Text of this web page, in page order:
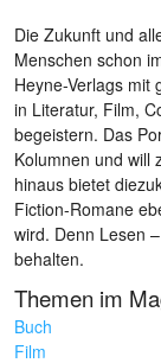
Die Zukunft und
Menschen schon
Heyne-Verlags mit
in Literatur, Film,
begeistern. Das
Kolumnen und will
hinaus bietet
Fiction-Romane
wird. Denn Lesen
behalten.
Themen im
Buch
Film